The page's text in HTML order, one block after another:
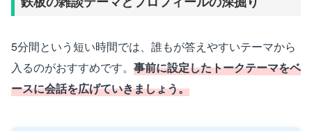
5分間という短い時間では、誰もが答えやすいテーマから
入るのがおすすめです。 事前に設定したトークテーマをベ
ースに会話を広げていきましょう。